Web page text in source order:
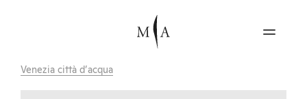
Venezia città d’acqua